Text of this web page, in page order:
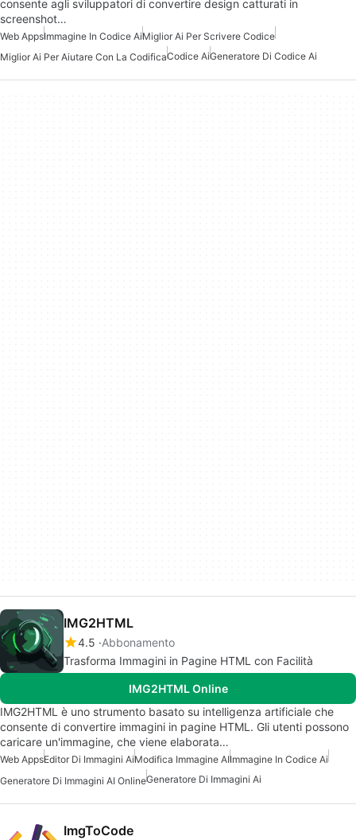
consente agli sviluppatori di convertire design catturati in
screenshot…
Web AppsImmagine In Codice AiMiglior Ai Per Scrivere Codice
Miglior Ai Per Aiutare Con La CodificaCodice AiGeneratore Di Codice Ai
IMG2HTML
4.5 Abbonamento
Trasforma Immagini in Pagine HTML con Facilità
IMG2HTML Online
IMG2HTML è uno strumento basato su intelligenza artificiale che
consente di convertire immagini in pagine HTML. Gli utenti possono
caricare un'immagine, che viene elaborata…
Web AppsEditor Di Immagini AiModifica Immagine AIImmagine In Codice Ai
Generatore Di Immagini AI OnlineGeneratore Di Immagini Ai
ImgToCode